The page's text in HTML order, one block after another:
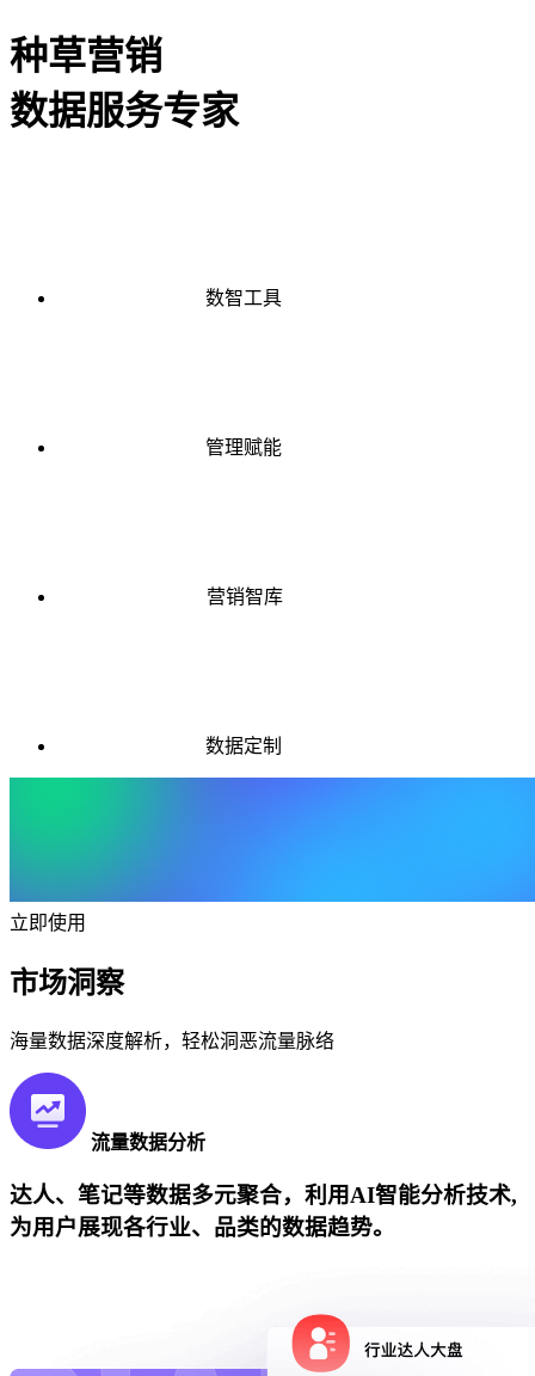
种草营销
数据服务专家
数智工具
管理赋能
营销智库
数据定制
立即使用
市场洞察
海量数据深度解析，轻松洞恶流量脉络
流量数据分析
达人、笔记等数据多元聚合，利用AI智能分析技术,
为用户展现各行业、品类的数据趋势。